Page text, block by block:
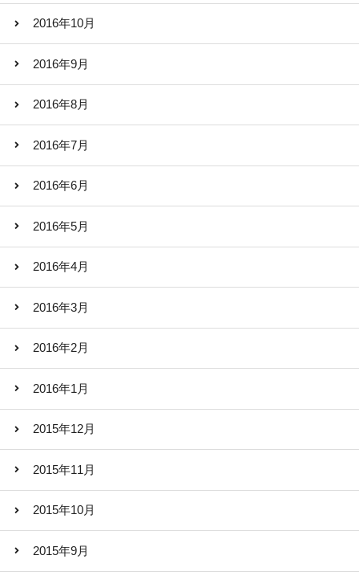
2016年10月
2016年9月
2016年8月
2016年7月
2016年6月
2016年5月
2016年4月
2016年3月
2016年2月
2016年1月
2015年12月
2015年11月
2015年10月
2015年9月